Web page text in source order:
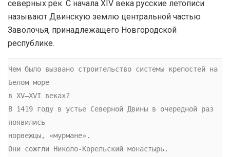
северных рек. С начала XIV века русские летописи
называют Двинскую землю центральной частью
Заволочья, принадлежащего Новгородской
республике.
Чем было вызвано строительство системы крепостей на
Белом море
в XV–XVI веках?
В 1419 году в устье Северной Двины в очередной раз
появились
норвежцы, «мурмане».
Они сожгли Николо-Корельский монастырь.